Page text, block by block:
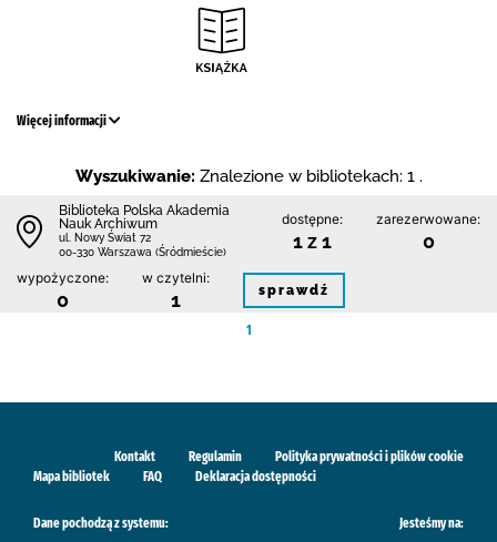
Więcej informacji
Wyszukiwanie: Znalezione w bibliotekach: 1 .
Biblioteka Polska Akademia
Nauk Archiwum
ul. Nowy Świat 72
00-330 Warszawa (Śródmieście)
dostępne:
1 z 1
zarezerwowane:
0
wypożyczone:
0
w czytelni:
1 sprawdź
1
Kontakt Regulamin
Polityka prywatności i plików cookie
Mapa bibliotek
FAQ Deklaracja dostępności
Dane pochodzą z systemu: Jesteśmy na: